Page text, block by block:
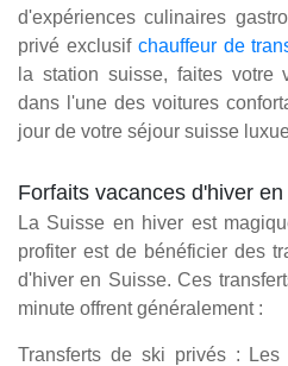
d'expériences culinaires
privé exclusif chauffeur de
la station suisse, faites votre
dans l'une des voitures
jour de votre séjour suisse
Forfaits vacances d'hiver
La Suisse en hiver est
profiter est de bénéficier des
d'hiver en Suisse. Ces
minute offrent généralement :
Transferts de ski privés :